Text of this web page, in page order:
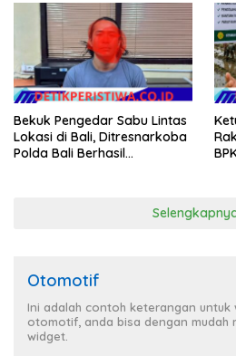
Bekuk Pengedar Sabu Lintas
Lokasi di Bali, Ditresnarkoba
Polda Bali Berhasil
Otomotif
Ini adalah contoh keterangan
otomotif, anda bisa dengan mudah
widget.